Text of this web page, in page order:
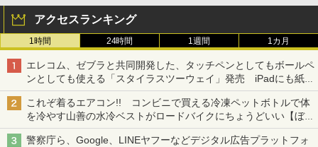
アクセスランキング
1時間 24時間 1週間 1カ月
エレコム、ゼブラと共同開発した、タッチペンとしてもボールペ
ンとしても使える「スタイラスツーウェイ」発売 iPadにも紙に
も、持ち替えずに書き込める
これぞ着るエアコン!! コンビニで買える冷凍ペットボトルで体
を冷やす山善の水冷ベストがロードバイクにちょうどいい【ぼっ
ち・ざ・ろーど！その14】【空いた時間でなにしてる？】
警察庁ら、Google、LINEヤフーなどデジタル広告プラットフォ